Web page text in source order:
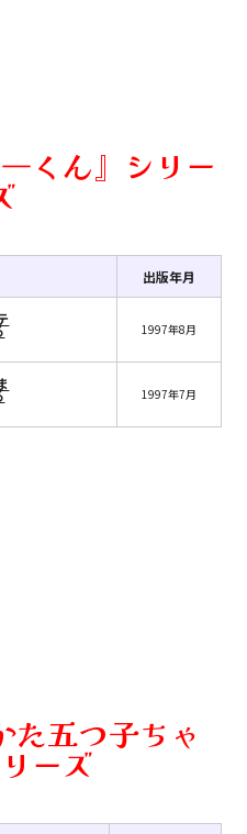
―くん』シリー
出版年月
1997年8月
1997年7月
た五つ子ちゃ
ーズ